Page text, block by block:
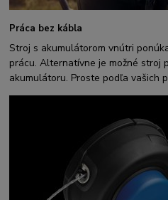
Práca bez kábla
Stroj s akumulátorom vnútri
prácu. Alternatívne je možné stroj
akumulátoru. Proste podľa vašich